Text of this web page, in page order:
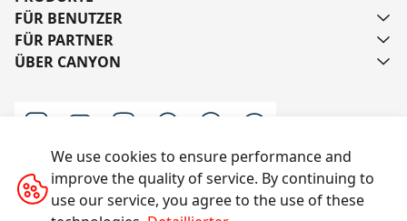
FÜR BENUTZER
FÜR PARTNER
ÜBER CANYON
Schreiben Sie uns
We use cookies to ensure performance and
improve the quality of service. By continuing to
use our service, you agree to the use of these